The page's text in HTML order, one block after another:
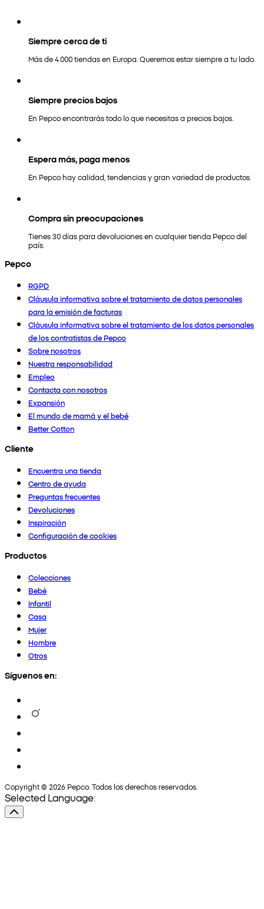
Siempre cerca de ti
Más de 4.000 tiendas en Europa. Queremos estar siempre a tu lado.
Siempre precios bajos
En Pepco encontrarás todo lo que necesitas a precios bajos.
Espera más, paga menos
En Pepco hay calidad, tendencias y gran variedad de productos.
Compra sin preocupaciones
Tienes 30 días para devoluciones en cualquier tienda Pepco del
país.
Pepco
RGPD
Cláusula informativa sobre el tratamiento de datos personales
para la emisión de facturas
Cláusula informativa sobre el tratamiento de los datos personales
de los contratistas de Pepco
Sobre nosotros
Nuestra responsabilidad
Empleo
Contacta con nosotros
Expansión
El mundo de mamá y el bebé
Better Cotton
Cliente
Encuentra una tienda
Centro de ayuda
Preguntas frecuentes
Devoluciones
Inspiración
Configuración de cookies
Productos
Colecciones
Bebé
Infantil
Casa
Mujer
Hombre
Otros
Síguenos en:
Copyright © 2026 Pepco. Todos los derechos reservados.
Selected Language: